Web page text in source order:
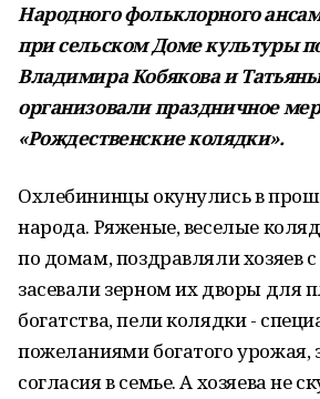
Народного фольклорного
при сельском Доме культуры
Владимира Кобякова и
организовали праздничное
«Рождественские колядки».
Охлебининцы окунулись в
народа. Ряженые, веселые
по домам, поздравляли хозяев
засевали зерном их дворы для
богатства, пели колядки -
пожеланиями богатого урожая,
согласия в семье. А хозяева не